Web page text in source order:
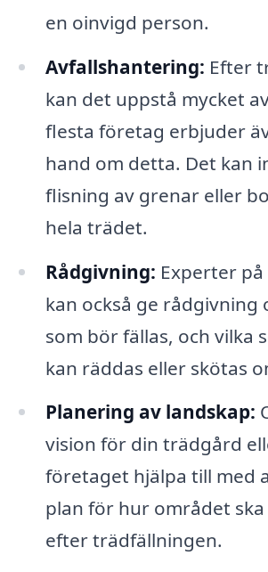
en oinvigd person.
Avfallshantering: Efter
kan det uppstå mycket
flesta företag erbjuder
hand om detta. Det kan
flisning av grenar eller
hela trädet.
Rådgivning: Experter
kan också ge rådgivning
som bör fällas, och vilka
kan räddas eller skötas
Planering av landskap:
vision för din trädgård
företaget hjälpa till med
plan för hur området ska
efter trädfällningen.